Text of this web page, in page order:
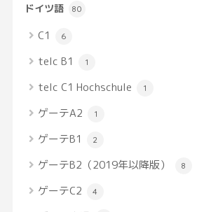
ドイツ語 80
C1 6
telc B1 1
telc C1 Hochschule 1
ゲーテA2 1
ゲーテB1 2
ゲーテB2（2019年以降版） 8
ゲーテC2 4